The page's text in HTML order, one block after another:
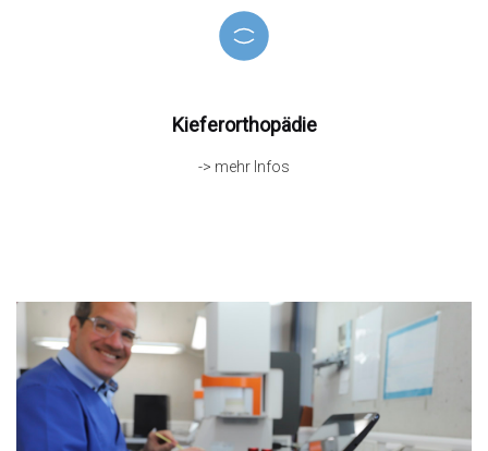
Kieferorthopädie
-> mehr Infos